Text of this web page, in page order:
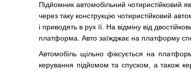
Підйомник автомобільний чотиристійковий
через таку конструкцію чотиристійковий
і приводять в рух її. На відміну від
платформа. Авто заїжджає на платформу
Автомобіль щільно фіксується на
керування підйомом та спуском, а також